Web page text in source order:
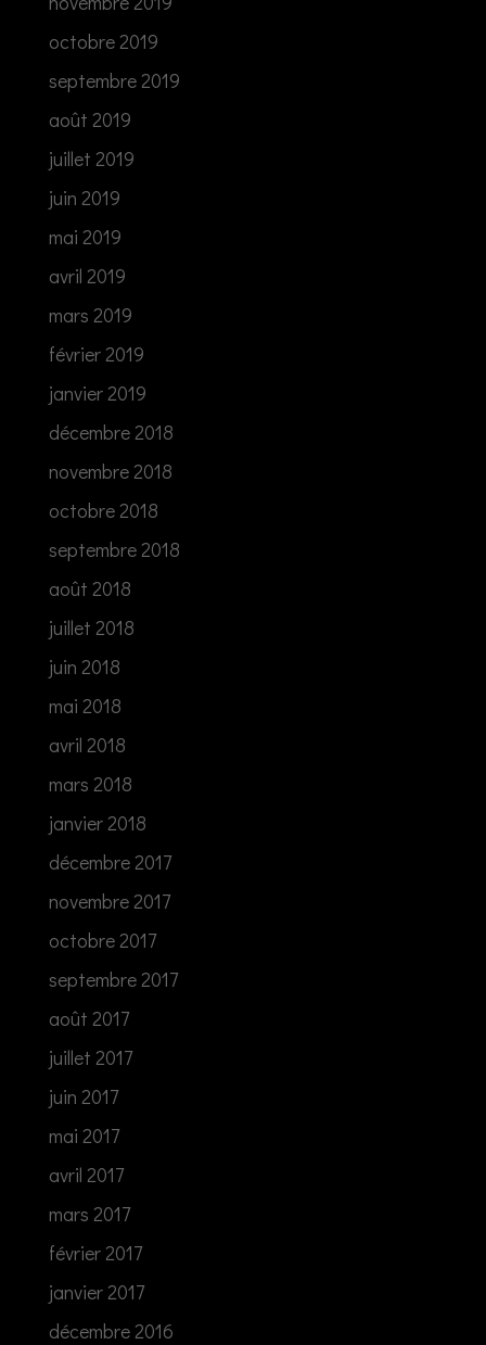
octobre 2019
septembre 2019
août 2019
juillet 2019
juin 2019
mai 2019
avril 2019
mars 2019
février 2019
janvier 2019
décembre 2018
novembre 2018
octobre 2018
septembre 2018
août 2018
juillet 2018
juin 2018
mai 2018
avril 2018
mars 2018
janvier 2018
décembre 2017
novembre 2017
octobre 2017
septembre 2017
août 2017
juillet 2017
juin 2017
mai 2017
avril 2017
mars 2017
février 2017
janvier 2017
décembre 2016